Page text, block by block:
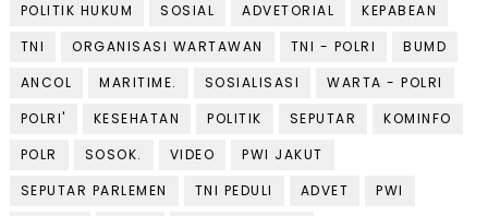
POLITIK HUKUM
SOSIAL ADVETORIAL
KEPABEAN
TNI
ORGANISASI WARTAWAN TNI - POLRI
BUMD
ANCOL
MARITIME. SOSIALISASI
WARTA - POLRI
POLRI'
KESEHATAN POLITIK SEPUTAR
KOMINFO
POLR
SOSOK. VIDEO
PWI JAKUT
SEPUTAR PARLEMEN
TNI PEDULI ADVET
PWI